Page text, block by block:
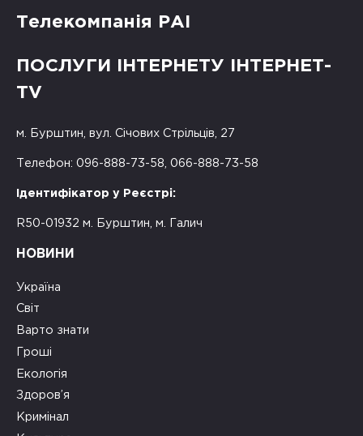
Телекомпанія РАІ
ПОСЛУГИ ІНТЕРНЕТУ ІНТЕРНЕТ-
TV
м. Бурштин, вул. Січових Стрільців, 27
Телефон: 096-888-73-58, 066-888-73-58
Ідентифікатор у Реєстрі:
R50-01932 м. Бурштин, м. Галич
НОВИНИ
Україна
Світ
Варто знати
Гроші
Екологія
Здоров’я
Кримінал